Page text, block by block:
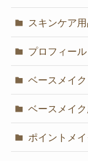
スキンケア
プロフィール
ベースメイク
ベースメイ
ポイントメ